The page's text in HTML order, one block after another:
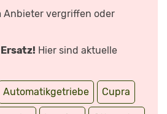
Anbieter vergriffen oder
Hier sind aktuelle
Automatikgetriebe Cupra